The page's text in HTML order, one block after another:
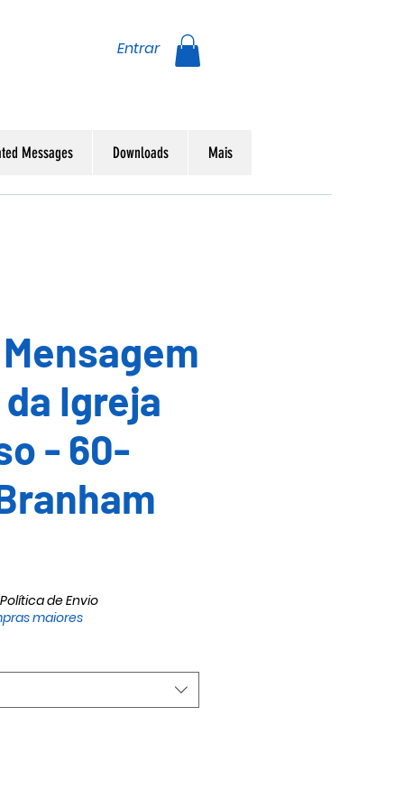
Entrar
Messages Downloads Mais
Igreja
- 60-
Política de Envio
maiores